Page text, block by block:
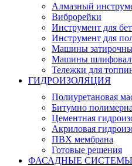
Алмазный
Виброрейки
Инструмент для
Инструмент для
Машины
Машины
Тележки для
ГИДРОИЗОЛЯЦИЯ
Полиуретановая
Битумно
Цементная
Акриловая
ПВХ мембрана
Готовые решения
ФАСАДНЫЕ